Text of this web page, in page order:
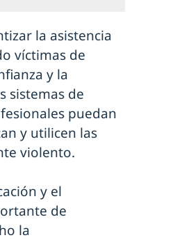
la asistencia
víctimas de
y la
sistemas de
puedan
y utilicen las
violento.
y el
de
la